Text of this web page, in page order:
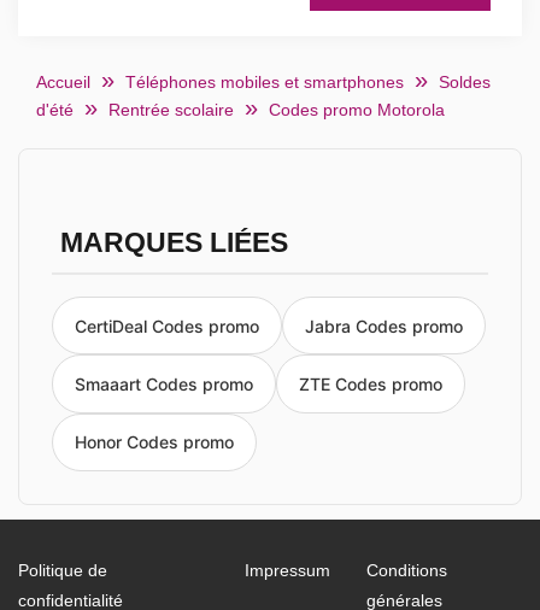
Accueil Téléphones mobiles et smartphones
Soldes
d'été
Rentrée scolaire Codes promo Motorola
MARQUES LIÉES
CertiDeal Codes promo Jabra Codes promo
Smaaart Codes promo ZTE Codes promo
Honor Codes promo
Politique de
confidentialité
Impressum
Conditions
générales